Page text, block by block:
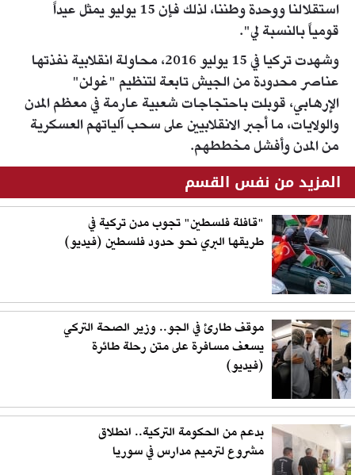
استقلالنا ووحدة وطننا، لذلك فإن 15 يوليو يمثل عيداً
قومياً بالنسبة لي".
وشهدت تركيا في 15 يوليو 2016، محاولة انقلابية نفذتها
عناصر محدودة من الجيش تابعة لتنظيم "غولن"
الإرهابي، قوبلت باحتجاجات شعبية عارمة في معظم المدن
والولايات، ما أجبر الانقلابيين على سحب آلياتهم العسكرية
من المدن وأفشل مخططهم.
المزيد من نفس القسم
"قافلة فلسطين" تجوب مدن تركية في
طريقها البري نحو حدود فلسطين (فيديو)
موقف طارئ في الجو.. وزير الصحة التركي
يسعف مسافرة على متن رحلة طائرة
(فيديو)
بدعم من الحكومة التركية.. انطلاق
مشروع لترميم مدارس في سوريا